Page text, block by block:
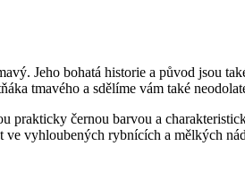
Jeho bohatá historie a původ jsou
tmavého a sdělíme vám také
prakticky černou barvou a
vyhloubených rybnících a mělkých